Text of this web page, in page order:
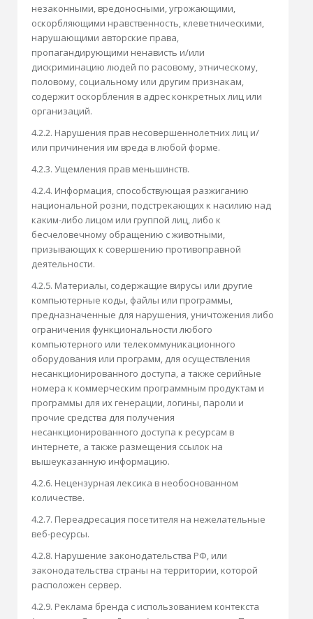
незаконными, вредоносными, угрожающими,
оскорбляющими нравственность, клеветническими,
нарушающими авторские права,
пропагандирующими ненависть и/или
дискриминацию людей по расовому, этническому,
половому, социальному или другим признакам,
содержит оскорбления в адрес конкретных лиц или
организаций.
4.2.2. Нарушения прав несовершеннолетних лиц и/
или причинения им вреда в любой форме.
4.2.3. Ущемления прав меньшинств.
4.2.4. Информация, способствующая разжиганию
национальной розни, подстрекающих к насилию над
каким-либо лицом или группой лиц, либо к
бесчеловечному обращению с животными,
призывающих к совершению противоправной
деятельности.
4.2.5. Материалы, содержащие вирусы или другие
компьютерные коды, файлы или программы,
предназначенные для нарушения, уничтожения либо
ограничения функциональности любого
компьютерного или телекоммуникационного
оборудования или программ, для осуществления
несанкционированного доступа, а также серийные
номера к коммерческим программным продуктам и
программы для их генерации, логины, пароли и
прочие средства для получения
несанкционированного доступа к ресурсам в
интернете, а также размещения ссылок на
вышеуказанную информацию.
4.2.6. Нецензурная лексика в необоснованном
количестве.
4.2.7. Переадресация посетителя на нежелательные
веб-ресурсы.
4.2.8. Нарушение законодательства РФ, или
законодательства страны на территории, которой
расположен сервер.
4.2.9. Реклама бренда с использованием контекста